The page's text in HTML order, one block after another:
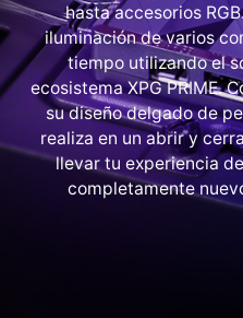
hasta accesorios
iluminación de varios
tiempo utilizando el
ecosistema XPG PRIME.
su diseño delgado de
realiza en un abrir y
llevar tu experiencia
completamente